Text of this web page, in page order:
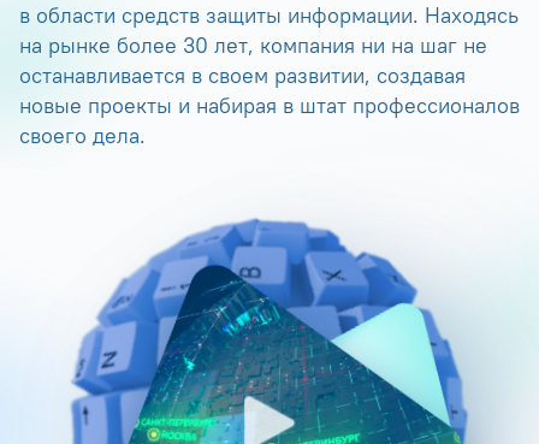
в области средств защиты информации. Находясь
на рынке более 30 лет, компания ни на шаг не
останавливается в своем развитии, создавая
новые проекты и набирая в штат профессионалов
своего дела.